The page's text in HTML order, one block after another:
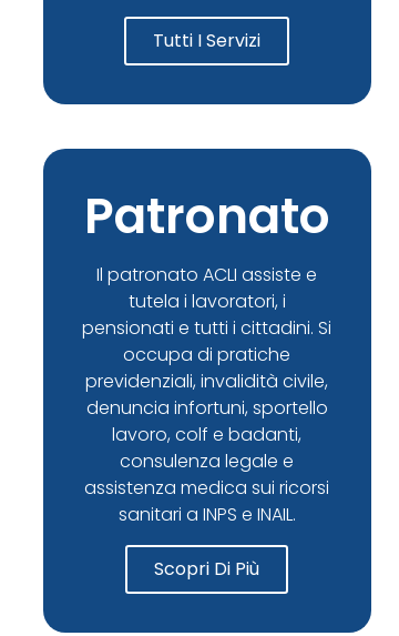
Tutti I Servizi
Patronato
Il patronato ACLI assiste e
tutela i lavoratori, i
pensionati e tutti i cittadini. Si
occupa di pratiche
previdenziali, invalidità civile,
denuncia infortuni, sportello
lavoro, colf e badanti,
consulenza legale e
assistenza medica sui ricorsi
sanitari a INPS e INAIL.
Scopri Di Più